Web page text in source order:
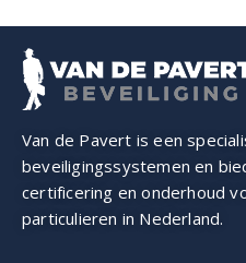
Van de Pavert is een
beveiligings­systemen en
certificering en onderhoud
particulieren in Nederland.